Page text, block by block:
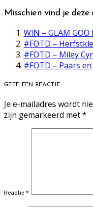
Misschien vind je
WIN – GLAM GOO
#FOTD –
#FOTD – Miley
#FOTD – Paars
GEEF EEN REACTIE
Je e-mailadres wordt
zijn gemarkeerd met*
Reactie *